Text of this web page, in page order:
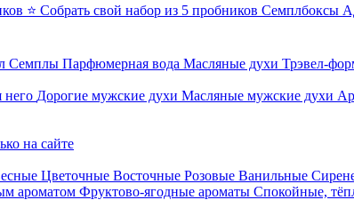
⭐ Собрать свой набор из 5 пробников Семплбоксы
Семплы Парфюмерная вода Масляные духи Трэвел-
него Дорогие мужские духи Масляные мужские духи
на сайте
Цветочные Восточные Розовые Ванильные
ароматом Фруктово-ягодные ароматы Спокойные,